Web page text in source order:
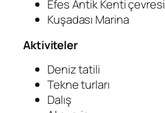
Efes Antik Kenti çevresi
Kuşadası Marina
Aktiviteler
Deniz tatili
Tekne turları
Dalış